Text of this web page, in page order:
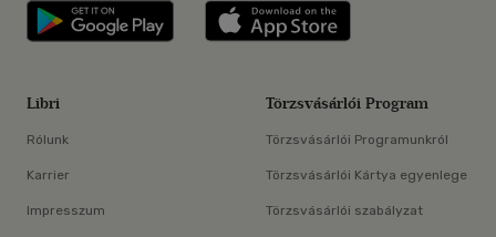
Libri applikáció Szerezd meg: Google
Libri
Rólunk
Karrier
Impresszum
Törzsvásárlói Program
Törzsvásárlói Programunkról
Törzsvásárlói Kártya egyenlege
Törzsvásárlói szabályzat